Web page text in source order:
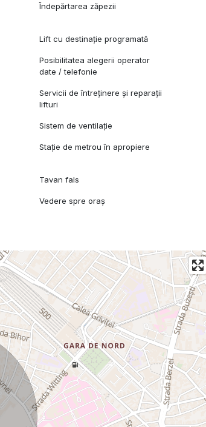
Îndepărtarea zăpezii
Lift cu destinație programată
Posibilitatea alegerii operator
date / telefonie
Servicii de întreținere și reparații
lifturi
Sistem de ventilație
Stație de metrou în apropiere
Tavan fals
Vedere spre oraș